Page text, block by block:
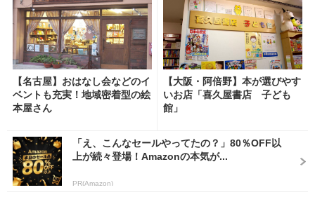
【名古屋】おはなし会などのイ
ベントも充実！地域密着型の絵
本屋さん
【大阪・阿倍野】本が選びやす
いお店「喜久屋書店 子ども
館」
「え、こんなセールやってたの？」80％OFF以
上が続々登場！Amazonの本気が...
PR(Amazon)